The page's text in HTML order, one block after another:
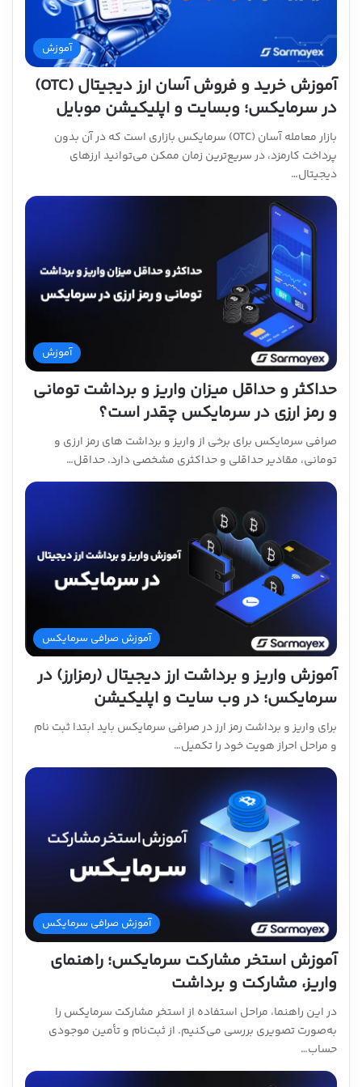
آموزش
آموزش خرید و فروش آسان ارز دیجیتال (OTC)
در سرمایکس؛ وبسایت و اپلیکیشن موبایل
بازار معامله آسان (OTC) سرمایکس بازاری است که در آن بدون
پرداخت کارمزد، در سریع‌ترین زمان ممکن می‌توانید ارزهای
دیجیتال…
آموزش
حداکثر و حداقل میزان واریز و برداشت تومانی
و رمز ارزی در سرمایکس چقدر است؟
صرافی سرمایکس برای برخی از واریز و برداشت های رمز ارزی و
تومانی، مقادیر حداقلی و حداکثری مشخصی دارد. حداقل…
آموزش صرافی سرمایکس
آموزش واریز و برداشت ارز دیجیتال (رمزارز) در
سرمایکس؛ در وب سایت و اپلیکیشن
برای واریز و برداشت رمز ارز در صرافی سرمایکس باید ابتدا ثبت نام
و مراحل احراز هویت خود را تکمیل…
آموزش صرافی سرمایکس
آموزش استخر مشارکت سرمایکس؛ راهنمای
واریز، مشارکت و برداشت
در این راهنما، مراحل استفاده از استخر مشارکت سرمایکس را
به‌صورت تصویری بررسی می‌کنیم. از ثبت‌نام و تأمین موجودی
حساب…